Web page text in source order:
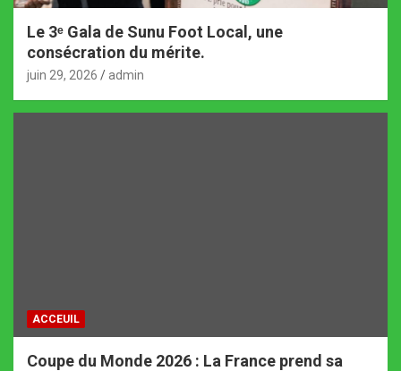
Le 3ᵉ Gala de Sunu Foot Local, une
consécration du mérite.
juin 29, 2026 admin
ACCEUIL
Coupe du Monde 2026 : La France prend sa